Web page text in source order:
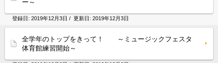
ー～
登録日: 2019年12月3日 / 更新日: 2019年12月3日
全学年のトップをきって！ ～ミュージックフェスタ
体育館練習開始～